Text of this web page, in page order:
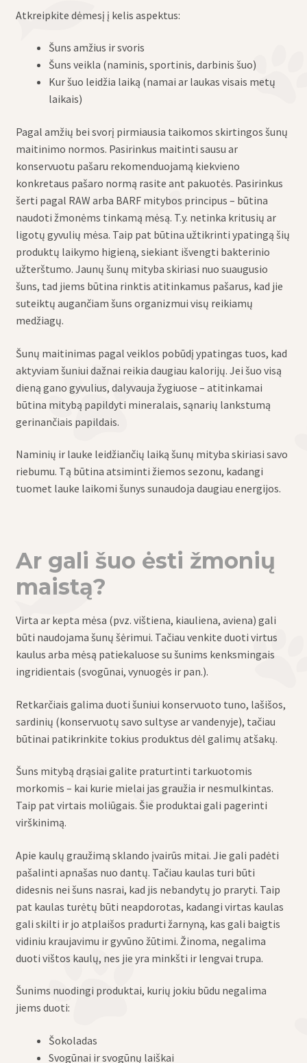
Atkreipkite dėmesį į kelis aspektus:
Šuns amžius ir svoris
Šuns veikla (naminis, sportinis, darbinis šuo)
Kur šuo leidžia laiką (namai ar laukas visais metų
laikais)
Pagal amžių bei svorį pirmiausia taikomos skirtingos šunų
maitinimo normos. Pasirinkus maitinti sausu ar
konservuotu pašaru rekomenduojamą kiekvieno
konkretaus pašaro normą rasite ant pakuotės. Pasirinkus
šerti pagal RAW arba BARF mitybos principus – būtina
naudoti žmonėms tinkamą mėsą. T.y. netinka kritusių ar
ligotų gyvulių mėsa. Taip pat būtina užtikrinti ypatingą šių
produktų laikymo higieną, siekiant išvengti bakterinio
užterštumo. Jaunų šunų mityba skiriasi nuo suaugusio
šuns, tad jiems būtina rinktis atitinkamus pašarus, kad jie
suteiktų augančiam šuns organizmui visų reikiamų
medžiagų.
Šunų maitinimas pagal veiklos pobūdį ypatingas tuos, kad
aktyviam šuniui dažnai reikia daugiau kalorijų. Jei šuo visą
dieną gano gyvulius, dalyvauja žygiuose – atitinkamai
būtina mitybą papildyti mineralais, sąnarių lankstumą
gerinančiais papildais.
Naminių ir lauke leidžiančių laiką šunų mityba skiriasi savo
riebumu. Tą būtina atsiminti žiemos sezonu, kadangi
tuomet lauke laikomi šunys sunaudoja daugiau energijos.
Ar gali šuo ėsti žmonių
maistą?
Virta ar kepta mėsa (pvz. vištiena, kiauliena, aviena) gali
būti naudojama šunų šėrimui. Tačiau venkite duoti virtus
kaulus arba mėsą patiekaluose su šunims kenksmingais
ingridientais (svogūnai, vynuogės ir pan.).
Retkarčiais galima duoti šuniui konservuoto tuno, lašišos,
sardinių (konservuotų savo sultyse ar vandenyje), tačiau
būtinai patikrinkite tokius produktus dėl galimų atšakų.
Šuns mitybą drąsiai galite praturtinti tarkuotomis
morkomis – kai kurie mielai jas graužia ir nesmulkintas.
Taip pat virtais moliūgais. Šie produktai gali pagerinti
virškinimą.
Apie kaulų graužimą sklando įvairūs mitai. Jie gali padėti
pašalinti apnašas nuo dantų. Tačiau kaulas turi būti
didesnis nei šuns nasrai, kad jis nebandytų jo praryti. Taip
pat kaulas turėtų būti neapdorotas, kadangi virtas kaulas
gali skilti ir jo atplaišos pradurti žarnyną, kas gali baigtis
vidiniu kraujavimu ir gyvūno žūtimi. Žinoma, negalima
duoti vištos kaulų, nes jie yra minkšti ir lengvai trupa.
Šunims nuodingi produktai, kurių jokiu būdu negalima
jiems duoti:
Šokoladas
Svogūnai ir svogūnų laiškai